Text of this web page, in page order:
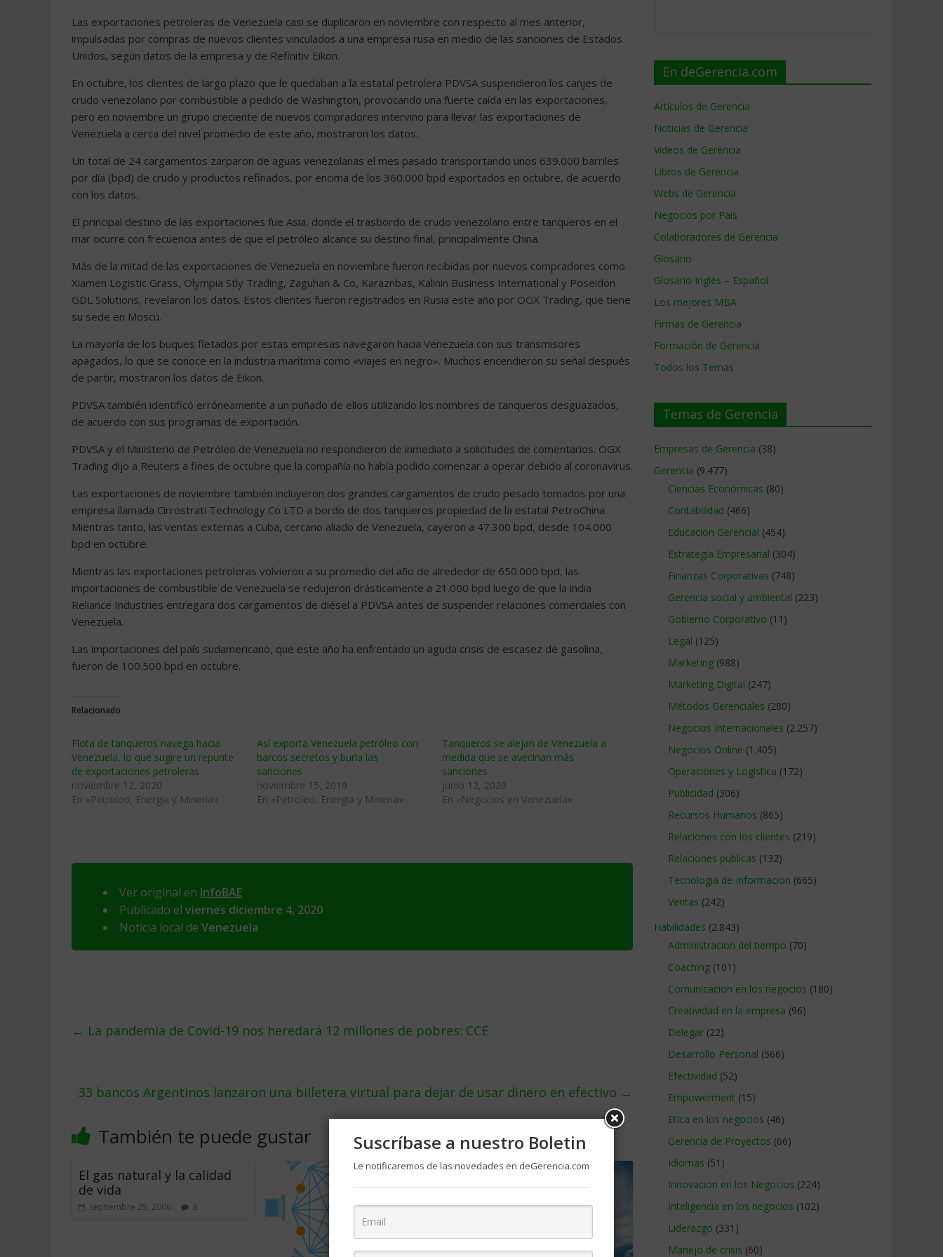
Las exportaciones petroleras de Venezuela casi se duplicaron en noviembre con respecto al mes anterior,
impulsadas por compras de nuevos clientes vinculados a una empresa rusa en medio de las sanciones de Estados
Unidos, según datos de la empresa y de Refinitiv Eikon.
En octubre, los clientes de largo plazo que le quedaban a la estatal petrolera PDVSA suspendieron los canjes de
crudo venezolano por combustible a pedido de Washington, provocando una fuerte caída en las exportaciones,
pero en noviembre un grupo creciente de nuevos compradores intervino para llevar las exportaciones de
Venezuela a cerca del nivel promedio de este año, mostraron los datos.
Un total de 24 cargamentos zarparon de aguas venezolanas el mes pasado transportando unos 639.000 barriles
por día (bpd) de crudo y productos refinados, por encima de los 360.000 bpd exportados en octubre, de acuerdo
con los datos.
El principal destino de las exportaciones fue Asia, donde el trasbordo de crudo venezolano entre tanqueros en el
mar ocurre con frecuencia antes de que el petróleo alcance su destino final, principalmente China.
Más de la mitad de las exportaciones de Venezuela en noviembre fueron recibidas por nuevos compradores como
Xiamen Logistic Grass, Olympia Stly Trading, Zaguhan & Co, Karaznbas, Kalinin Business International y Poseidon
GDL Solutions, revelaron los datos. Estos clientes fueron registrados en Rusia este año por OGX Trading, que tiene
su sede en Moscú.
La mayoría de los buques fletados por estas empresas navegaron hacia Venezuela con sus transmisores
apagados, lo que se conoce en la industria marítima como «viajes en negro». Muchos encendieron su señal después
de partir, mostraron los datos de Eikon.
PDVSA también identificó erróneamente a un puñado de ellos utilizando los nombres de tanqueros desguazados,
de acuerdo con sus programas de exportación.
PDVSA y el Ministerio de Petróleo de Venezuela no respondieron de inmediato a solicitudes de comentarios. OGX
Trading dijo a Reuters a fines de octubre que la compañía no había podido comenzar a operar debido al coronavirus.
Las exportaciones de noviembre también incluyeron dos grandes cargamentos de crudo pesado tomados por una
empresa llamada Cirrostrati Technology Co LTD a bordo de dos tanqueros propiedad de la estatal PetroChina.
Mientras tanto, las ventas externas a Cuba, cercano aliado de Venezuela, cayeron a 47.300 bpd, desde 104.000
bpd en octubre.
Mientras las exportaciones petroleras volvieron a su promedio del año de alrededor de 650.000 bpd, las
importaciones de combustible de Venezuela se redujeron drásticamente a 21.000 bpd luego de que la india
Reliance Industries entregara dos cargamentos de diésel a PDVSA antes de suspender relaciones comerciales con
Venezuela.
Las importaciones del país sudamericano, que este año ha enfrentado un aguda crisis de escasez de gasolina,
fueron de 100.500 bpd en octubre.
Relacionado
Flota de tanqueros navega hacia
Venezuela, lo que sugire un repunte
de exportaciones petroleras
noviembre 12, 2020
En «Petroleo, Energia y Mineria»
Así exporta Venezuela petróleo con
barcos secretos y burla las
sanciones
noviembre 15, 2019
En «Petroleo, Energia y Mineria»
Tanqueros se alejan de Venezuela a
medida que se avecinan más
sanciones
junio 12, 2020
En «Negocios en Venezuela»
Ver original en InfoBAE
Publicado el viernes diciembre 4, 2020
Noticia local de Venezuela
← La pandemia de Covid-19 nos heredará 12 millones de pobres: CCE
33 bancos Argentinos lanzaron una billetera virtual para dejar de usar dinero en efectivo →
También te puede gustar
El gas natural y la calidad
de vida
septiembre 25, 2006 3
En deGerencia.com
Artículos de Gerencia
Noticias de Gerencia
Videos de Gerencia
Libros de Gerencia
Webs de Gerencia
Negocios por País
Colaboradores de Gerencia
Glosario
Glosario Inglés – Español
Los mejores MBA
Firmas de Gerencia
Formación de Gerencia
Todos los Temas
Temas de Gerencia
Empresas de Gerencia (38)
Gerencia (9.477)
Ciencias Económicas (80)
Contabilidad (466)
Educacion Gerencial (454)
Estrategia Empresarial (304)
Finanzas Corporativas (748)
Gerencia social y ambiental (223)
Gobierno Corporativo (11)
Legal (125)
Marketing (988)
Marketing Digital (247)
Métodos Gerenciales (280)
Negocios Internacionales (2.257)
Negocios Online (1.405)
Operaciones y Logística (172)
Publicidad (306)
Recursos Humanos (865)
Relaciones con los clientes (219)
Relaciones publicas (132)
Tecnologia de Informacion (665)
Ventas (242)
Habilidades (2.843)
Administracion del tiempo (70)
Coaching (101)
Comunicacion en los negocios (180)
Creatividad en la empresa (96)
Delegar (22)
Desarrollo Personal (566)
Efectividad (52)
Empowerment (15)
Etica en los negocios (46)
Gerencia de Proyectos (66)
Idiomas (51)
Innovacion en los Negocios (224)
Inteligencia en los negocios (102)
Liderazgo (331)
Manejo de crisis (60)
Suscríbase a nuestro Boletin
Le notificaremos de las novedades en deGerencia.com